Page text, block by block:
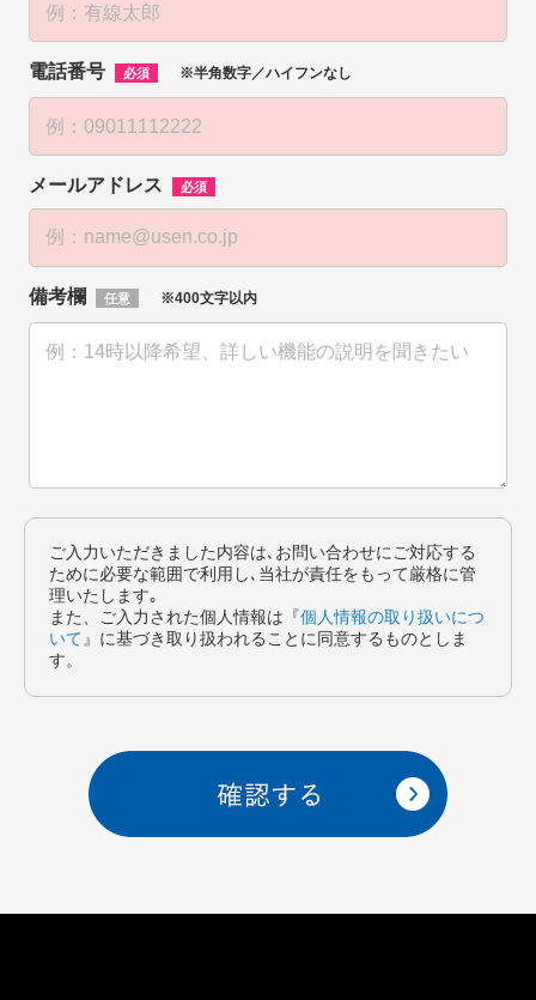
電話番号 必須 ※半角数字／ハイフンなし
メールアドレス 必須
備考欄 任意 ※400文字以内
ご入力いただきました内容は､お問い合わせにご対応する
ために必要な範囲で利用し､当社が責任をもって厳格に管
理いたします｡
また、ご入力された個人情報は『個人情報の取り扱いにつ
いて 』に基づき取り扱われることに同意するものとしま
す。